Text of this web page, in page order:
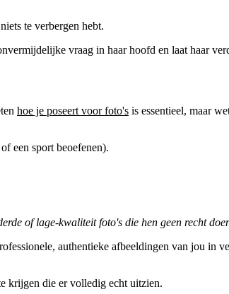
te verbergen hebt.
vraag in haar hoofd en laat haar
hoe je poseert voor foto's is essentieel, maar
een sport beoefenen).
of lage-kwaliteit foto's die hen geen recht
authentieke afbeeldingen van jou in
krijgen die er volledig echt uitzien.